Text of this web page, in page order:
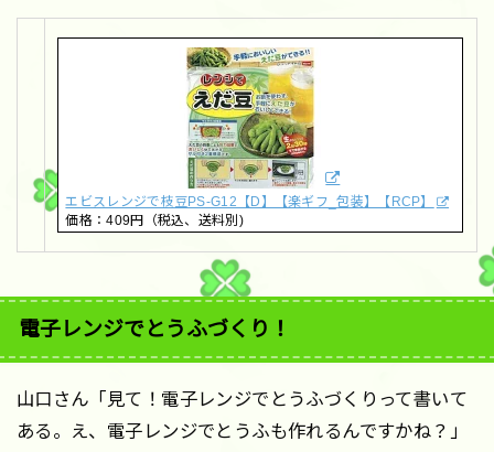
エビスレンジで枝豆PS-G12【D】【楽ギフ_包装】【RCP】
価格：409円（税込、送料別)
電子レンジでとうふづくり！
山口さん「見て！電子レンジでとうふづくりって書いて
ある。え、電子レンジでとうふも作れるんですかね？」